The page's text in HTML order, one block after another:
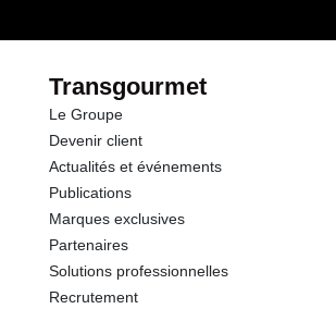
Transgourmet
Le Groupe
Devenir client
Actualités et événements
Publications
Marques exclusives
Partenaires
Solutions professionnelles
Recrutement